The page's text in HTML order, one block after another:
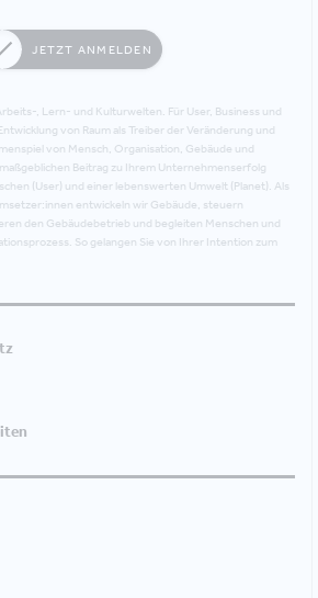
JETZT ANMELDEN
, Lern- und Kulturwelten. Für User, Business und
von Raum als Treiber der Veränderung und
von Mensch, Organisation, Gebäude und
Beitrag zu Ihrem Unternehmenserfolg
(User) und einer lebenswerten Umwelt (Planet). Als
entwickeln wir Gebäude, steuern
den Gebäudebetrieb und begleiten Menschen und
So gelangen Sie von Ihrer Intention zum